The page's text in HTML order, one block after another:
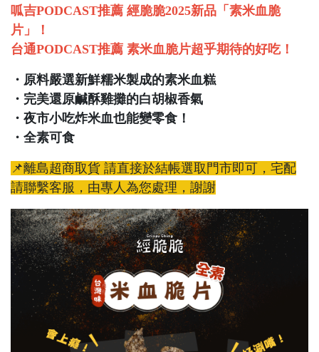
呱吉PODCAST推薦 經脆脆2025新品「素米血脆
片」！
台通PODCAST推薦 素米血脆片超乎期待的好吃！
・原料嚴選新鮮糯米製成的素米血糕
・完美還原鹹酥雞攤的白胡椒香氣
・夜市小吃炸米血也能變零食！
・全素可食
📌離島超商取貨 請直接於結帳選取門市即可，宅配
請聯繫客服，由專人為您處理，謝謝